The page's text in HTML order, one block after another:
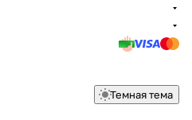
Темная тема